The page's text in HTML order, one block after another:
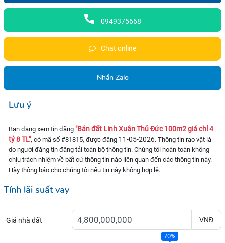
0949375668
Chat online
Nhắn Zalo
Lưu ý
Bạn đang xem tin đăng "Bán đất Linh Xuân Thủ Đức 100m2 giá chỉ 4
tỷ 8 TL", có mã số #81815, được đăng 11-05-2026. Thông tin rao vặt là
do người đăng tin đăng tải toàn bộ thông tin. Chúng tôi hoàn toàn không
chịu trách nhiệm về bất cứ thông tin nào liên quan đến các thông tin này.
Hãy thông báo cho chúng tôi nếu tin này không hợp lệ.
Tính lãi suất vay
Giá nhà đất VNĐ
70%